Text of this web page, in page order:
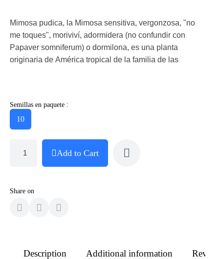
Mimosa pudica, la Mimosa sensitiva, vergonzosa, "no
me toques", moriviví, adormidera (no confundir con
Papaver somniferum) o dormilona, es una planta
originaria de América tropical de la familia de las
Semillas en paquete :
10
Add to Cart
Share on
Description Additional information